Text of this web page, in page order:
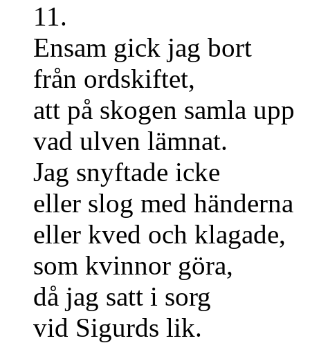
11.
Ensam gick jag bort
från ordskiftet,
att på skogen samla upp
vad ulven lämnat.
Jag snyftade icke
eller slog med händerna
eller kved och klagade,
som kvinnor göra,
då jag satt i sorg
vid Sigurds lik.